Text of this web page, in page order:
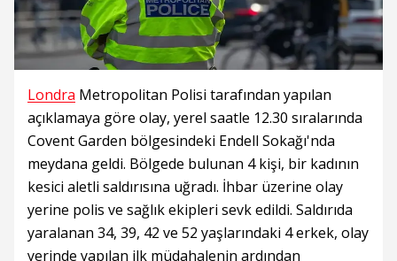
Londra Metropolitan Polisi tarafından yapılan
açıklamaya göre olay, yerel saatle 12.30 sıralarında
Covent Garden bölgesindeki Endell Sokağı'nda
meydana geldi. Bölgede bulunan 4 kişi, bir kadının
kesici aletli saldırısına uğradı. İhbar üzerine olay
yerine polis ve sağlık ekipleri sevk edildi. Saldırıda
yaralanan 34, 39, 42 ve 52 yaşlarındaki 4 erkek, olay
yerinde yapılan ilk müdahalenin ardından